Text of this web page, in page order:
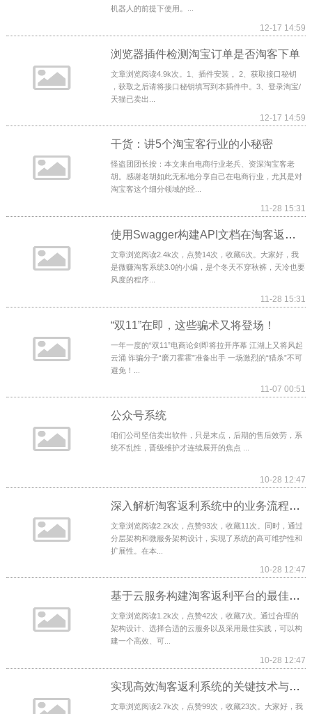
机器人的前提下使用。...
12-17 14:59
浏览器插件检测淘宝订单是否淘客下单
文章浏览阅读4.9k次。1、插件安装 。2、获取接口秘钥
，获取之后请将接口秘钥填写到本插件中。3、登录淘宝/
天猫已卖出...
12-17 14:59
干货：讲5个淘宝客行业的小秘密
怪盗团团长按：本文来自电商行业老兵、资深淘宝客老
胡。感谢老胡如此无私地分享自己在电商行业，尤其是对
淘宝客这个细分领域的经...
11-28 15:31
使用Swagger构建API文档在淘客返利系统中的实践
文章浏览阅读2.4k次，点赞14次，收藏6次。大家好，我
是微赚淘客系统3.0的小编，是个冬天不穿秋裤，天冷也要
风度的程序...
11-28 15:31
“双11”在即，这些骗术又将登场！
一年一度的“双11”电商论剑即将拉开序幕 江湖上又将风起
云涌 诈骗分子“磨刀霍霍”准备出手 一场激烈的“猎杀”不可
避免！...
11-07 00:51
公众号系统
咱们公司坚信卖出软件，只是末点，后期的售后效劳，系
统不乱性，晋级维护才连续展开的焦点 ...
10-28 12:47
深入解析淘客返利系统中的业务流程与架构模式
文章浏览阅读2.2k次，点赞93次，收藏11次。同时，通过
分层架构和微服务架构设计，实现了系统的高可维护性和
扩展性。在本...
10-28 12:47
基于云服务构建淘客返利平台的最佳实践
文章浏览阅读1.2k次，点赞42次，收藏7次。通过合理的
架构设计、选择合适的云服务以及采用最佳实践，可以构
建一个高效、可...
10-28 12:47
实现高效淘客返利系统的关键技术与架构
文章浏览阅读2.7k次，点赞99次，收藏23次。大家好，我